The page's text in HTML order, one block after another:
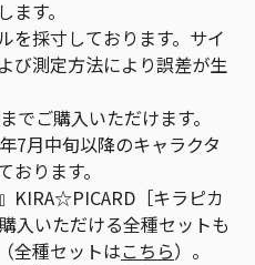
す。
採寸しております。サイ
び測定方法により誤差が生
ご購入いただけます。
7月中旬以降のキャラクタ
ります。
KIRA☆PICARD［キラピカ
入いただける全種セットも
全種セットはこちら）。